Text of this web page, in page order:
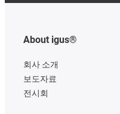
About igus®
회사 소개
보도자료
전시회